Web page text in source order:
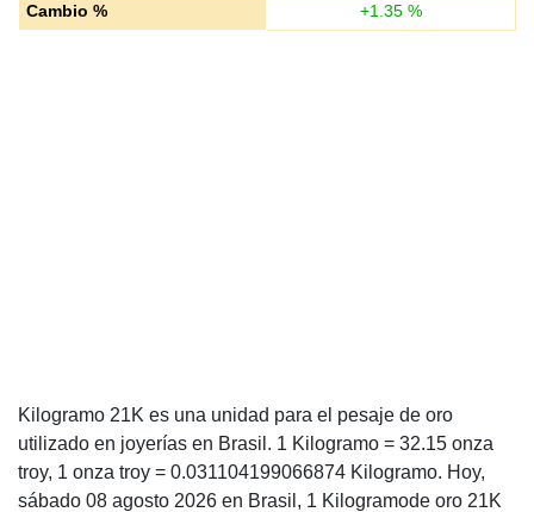
Cambio %
+1.35 %
Kilogramo 21K es una unidad para el pesaje de oro
utilizado en joyerías en Brasil. 1 Kilogramo = 32.15 onza
troy, 1 onza troy = 0.031104199066874 Kilogramo. Hoy,
sábado 08 agosto 2026 en Brasil, 1 Kilogramode oro 21K